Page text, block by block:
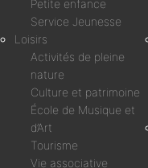
Petite enfance
Service Jeunesse
Loisirs
Activités de pleine
nature
Culture et patrimoine
École de Musique et
d’Art
Tourisme
Vie associative